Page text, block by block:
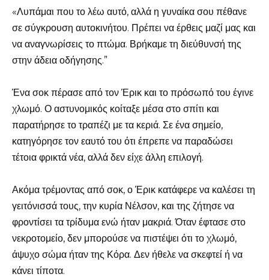
«Λυπάμαι που το λέω αυτό, αλλά η γυναίκα σου πέθανε
σε σύγκρουση αυτοκινήτου. Πρέπει να έρθεις μαζί μας και
να αναγνωρίσεις το πτώμα. Βρήκαμε τη διεύθυνσή της
στην άδεια οδήγησης.”
Ένα σοκ πέρασε από τον Έρικ και το πρόσωπό του έγινε
χλωμό. Ο αστυνομικός κοίταξε μέσα στο σπίτι και
παρατήρησε το τραπέζι με τα κεριά. Σε ένα σημείο,
κατηγόρησε τον εαυτό του ότι έπρεπε να παραδώσει
τέτοια φρικτά νέα, αλλά δεν είχε άλλη επιλογή.
Ακόμα τρέμοντας από σοκ, ο Έρικ κατάφερε να καλέσει τη
γειτόνισσά τους, την κυρία Νέλσον, και της ζήτησε να
φροντίσει τα τρίδυμα ενώ ήταν μακριά. Όταν έφτασε στο
νεκροτομείο, δεν μπορούσε να πιστέψει ότι το χλωμό,
άψυχο σώμα ήταν της Κόρα. Δεν ήθελε να σκεφτεί ή να
κάνει τίποτα.